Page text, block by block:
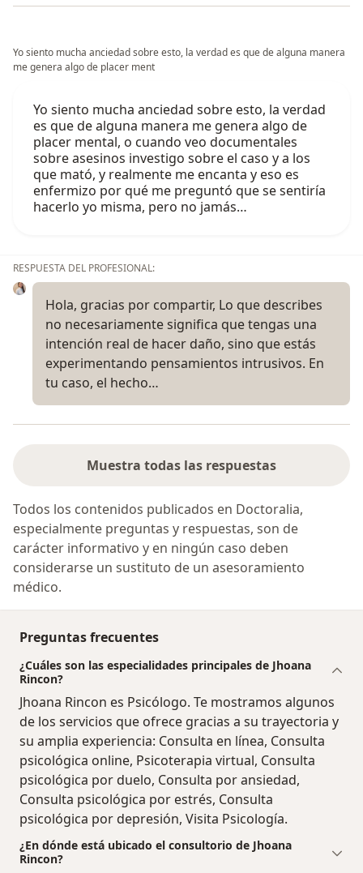
Yo siento mucha anciedad sobre esto, la verdad es que de alguna manera
me genera algo de placer ment
Yo siento mucha anciedad sobre esto, la verdad
es que de alguna manera me genera algo de
placer mental, o cuando veo documentales
sobre asesinos investigo sobre el caso y a los
que mató, y realmente me encanta y eso es
enfermizo por qué me preguntó que se sentiría
hacerlo yo misma, pero no jamás…
RESPUESTA DEL PROFESIONAL:
Hola, gracias por compartir, Lo que describes
no necesariamente significa que tengas una
intención real de hacer daño, sino que estás
experimentando pensamientos intrusivos. En
tu caso, el hecho…
Muestra todas las respuestas
Todos los contenidos publicados en Doctoralia,
especialmente preguntas y respuestas, son de
carácter informativo y en ningún caso deben
considerarse un sustituto de un asesoramiento
médico.
Preguntas frecuentes
¿Cuáles son las especialidades principales de Jhoana
Rincon?
Jhoana Rincon es Psicólogo. Te mostramos algunos
de los servicios que ofrece gracias a su trayectoria y
su amplia experiencia: Consulta en línea, Consulta
psicológica online, Psicoterapia virtual, Consulta
psicológica por duelo, Consulta por ansiedad,
Consulta psicológica por estrés, Consulta
psicológica por depresión, Visita Psicología.
¿En dónde está ubicado el consultorio de Jhoana
Rincon?